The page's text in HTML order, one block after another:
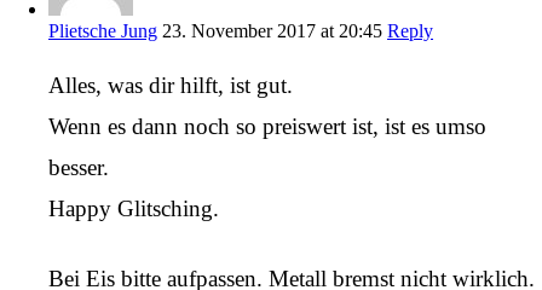
Plietsche Jung 23. November 2017 at 20:45 Reply
Alles, was dir hilft, ist gut.
Wenn es dann noch so preiswert ist, ist es umso
besser.
Happy Glitsching.
Bei Eis bitte aufpassen. Metall bremst nicht wirklich.